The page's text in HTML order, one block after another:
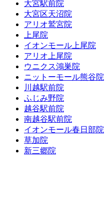
大宮駅前院
大宮区天沼院
アリオ鷲宮院
上尾院
イオンモール上尾院
アリオ上尾院
ウニクス鴻巣院
ニットーモール熊谷院
川越駅前院
ふじみ野院
越谷駅前院
南越谷駅前院
イオンモール春日部院
草加院
新三郷院